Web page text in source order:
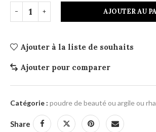
AJOUTER AU
Ajouter à la liste de souhaits
Ajouter pour comparer
Catégorie : poudre de beauté ou argile ou
Share